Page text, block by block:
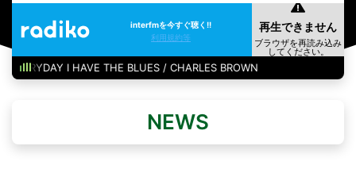
interfmを今すぐ聴く!!
利用規約等
I HAVE THE BLUES / CHARLES BROWN
NEWS